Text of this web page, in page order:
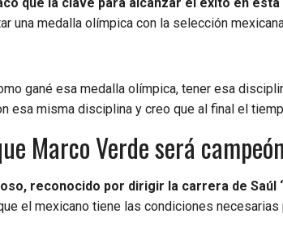
una medalla olímpica con la selección
gané esa medalla olímpica, tener esa
esa misma disciplina y creo que al final el
Marco Verde será campeón
reconocido por dirigir la carrera de Saúl
el mexicano tiene las condiciones necesarias